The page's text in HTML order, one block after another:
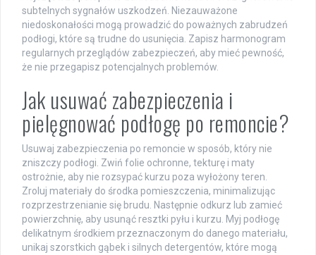
subtelnych sygnałów uszkodzeń. Niezauważone
niedoskonałości mogą prowadzić do poważnych zabrudzeń
podłogi, które są trudne do usunięcia. Zapisz harmonogram
regularnych przeglądów zabezpieczeń, aby mieć pewność,
że nie przegapisz potencjalnych problemów.
Jak usuwać zabezpieczenia i
pielęgnować podłogę po remoncie?
Usuwaj zabezpieczenia po remoncie w sposób, który nie
zniszczy podłogi. Zwiń folie ochronne, tekturę i maty
ostrożnie, aby nie rozsypać kurzu poza wyłożony teren.
Zroluj materiały do środka pomieszczenia, minimalizując
rozprzestrzenianie się brudu. Następnie odkurz lub zamieć
powierzchnię, aby usunąć resztki pyłu i kurzu. Myj podłogę
delikatnym środkiem przeznaczonym do danego materiału,
unikaj szorstkich gąbek i silnych detergentów, które mogą